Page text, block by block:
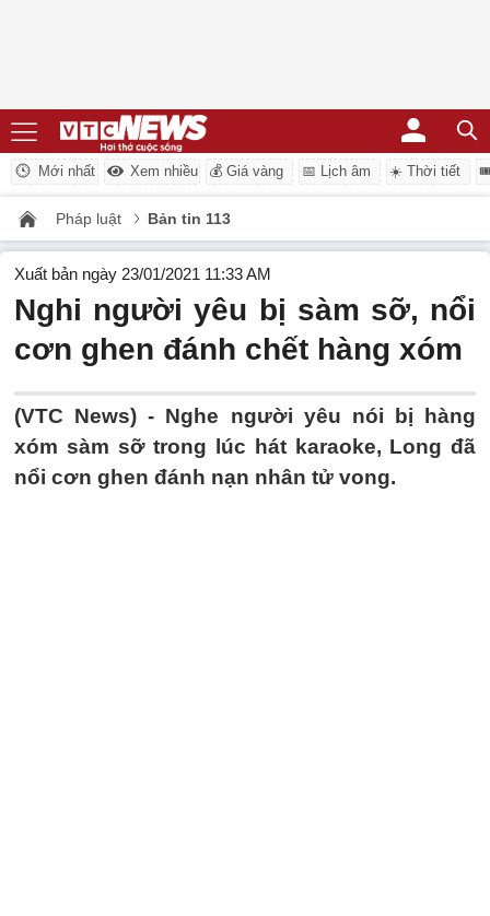
Mới nhất Xem nhiều 💰 Giá vàng 📅 Lịch âm ☀️ Thời tiết
Pháp luật Bản tin 113
Xuất bản ngày 23/01/2021 11:33 AM
Nghi người yêu bị sàm sỡ, nổi
cơn ghen đánh chết hàng xóm
(VTC News) - Nghe người yêu nói bị hàng
xóm sàm sỡ trong lúc hát karaoke, Long đã
nổi cơn ghen đánh nạn nhân tử vong.